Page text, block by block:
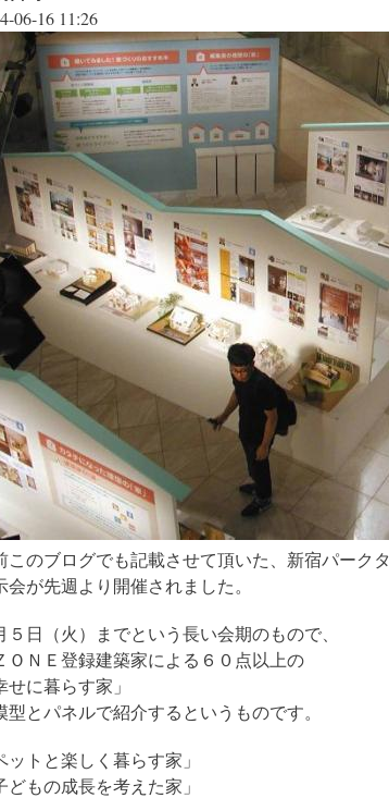
06-16 11:26
このブログでも記載させて頂いた、新宿パーク
会が先週より開催されました。
５日（火）までという長い会期のもので、
ＯＮＥ登録建築家による６０点以上の
せに暮らす家」
型とパネルで紹介するというものです。
ットと楽しく暮らす家」
どもの成長を考えた家」